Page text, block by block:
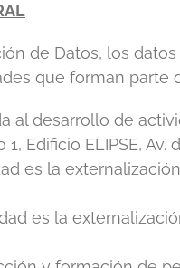
de Datos, los
que forman parte
al desarrollo de
Edificio ELIPSE, Av.
es la
es la